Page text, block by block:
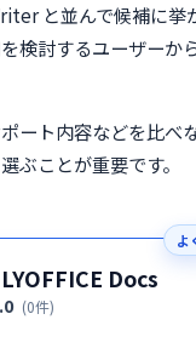
と並んで候補に挙
検討するユーザーか
ート内容などを比べ
ぶことが重要です。
よ
Docs
(0件)